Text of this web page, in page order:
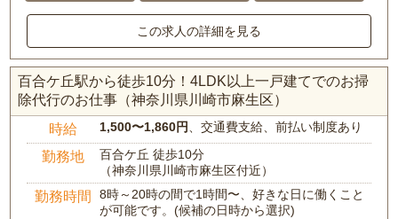
この求人の詳細を見る
百合ケ丘駅から徒歩10分！4LDK以上一戸建てでのお掃
除代行のお仕事（神奈川県川崎市麻生区）
時給 1,500〜1,860円、交通費支給、前払い制度あり
勤務地
百合ケ丘 徒歩10分
（神奈川県川崎市麻生区付近）
勤務時間
8時～20時の間で1時間〜、好きな日に働くこと
が可能です。(候補の日時から選択)